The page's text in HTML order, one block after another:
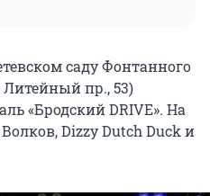
саду Фонтанного
пр., 53)
«Бродский DRIVE». На
Dizzy Dutch Duck и